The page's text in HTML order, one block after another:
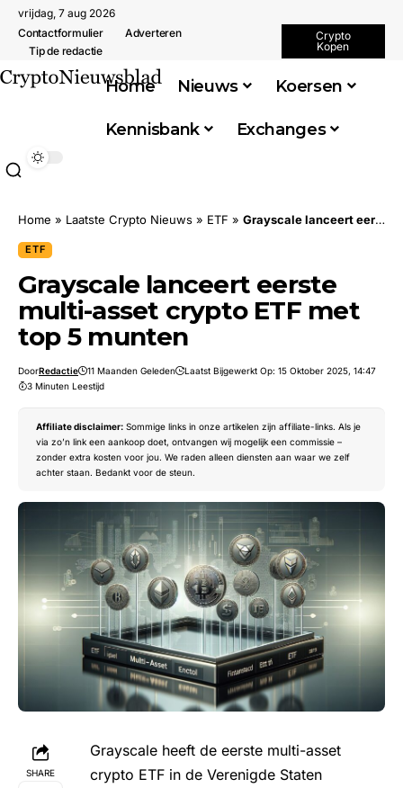
vrijdag, 7 aug 2026
Contactformulier
Adverteren
Tip de redactie
Crypto
Kopen
Home Nieuws Koersen
Kennisbank Exchanges
Home » Laatste Crypto Nieuws » ETF » Grayscale lanceert eerste multi-asset crypto ETF met top 5 munten
ETF
Grayscale lanceert eerste
multi-asset crypto ETF met
top 5 munten
DoorRedactie 11 Maanden Geleden
Laatst Bijgewerkt Op: 15 Oktober 2025, 14:47
3 Minuten Leestijd
Affiliate disclaimer: Sommige links in onze artikelen zijn affiliate-links. Als je
via zo’n link een aankoop doet, ontvangen wij mogelijk een commissie –
zonder extra kosten voor jou. We raden alleen diensten aan waar we zelf
achter staan. Bedankt voor de steun.
SHARE
Grayscale heeft de eerste multi-asset
crypto ETF in de Verenigde Staten